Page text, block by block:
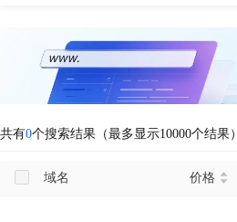
共有0个搜索结果（最多显示10000个结果）
域名 价格